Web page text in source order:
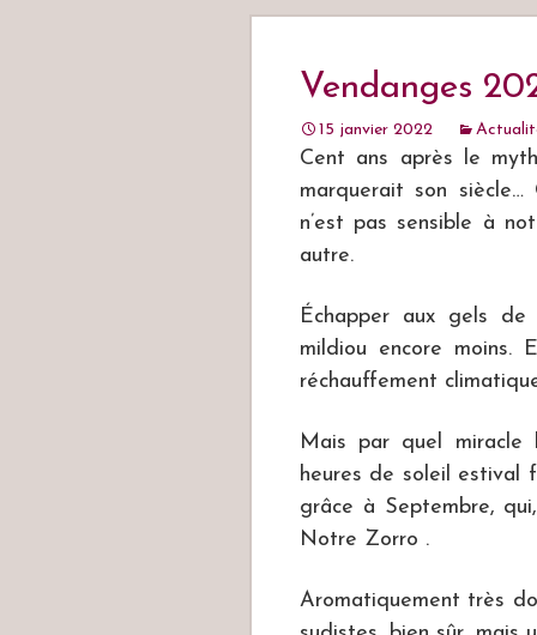
Vendanges
15 janvier 2022
Cent ans après le
marquerait son
n’est pas sensible à
autre.
Échapper aux gels
mildiou encore moins.
réchauffement
Mais par quel miracle
heures de soleil estival
grâce à Septembre,
Notre Zorro .
Aromatiquement très